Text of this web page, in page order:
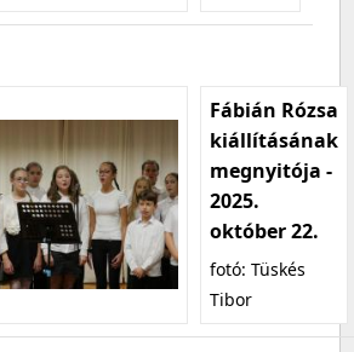
Fábián Rózsa
kiállításának
megnyitója -
2025.
október 22.
fotó: Tüskés
Tibor